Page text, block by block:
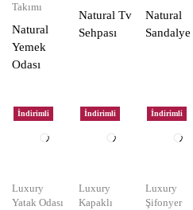
Takımı
Natural
Yemek
Odası
Natural Tv
Sehpası
Natural
Sandalye
İndirimli
Luxury
Yatak Odası
İndirimli
Luxury
Kapaklı
İndirimli
Luxury
Şifonyer